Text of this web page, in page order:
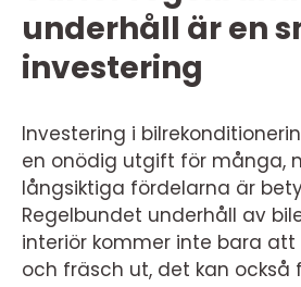
underhåll är en
investering
Investering i
en onödig utgift för många,
långsiktiga fördelarna är
Regelbundet underhåll av
interiör kommer inte bara att
och fräsch ut, det kan också